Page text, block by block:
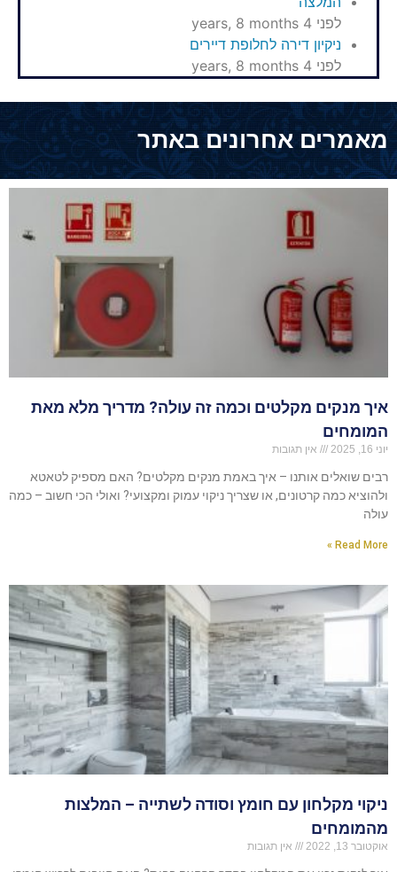
לפני 4 years, 8 months
ניקיון דירה לחלופת דיירים
לפני 4 years, 8 months
מאמרים אחרונים באתר
איך מנקים מקלטים וכמה זה עולה? מדריך מלא מאת
המומחים
יוני 16, 2025 אין תגובות
רבים שואלים אותנו – איך באמת מנקים מקלטים? האם מספיק לטאטא
ולהוציא כמה קרטונים, או שצריך ניקוי עמוק ומקצועי? ואולי הכי חשוב – כמה
עולה
Read More »
ניקוי מקלחון עם חומץ וסודה לשתייה – המלצות
מהמומחים
אוקטובר 13, 2022 אין תגובות